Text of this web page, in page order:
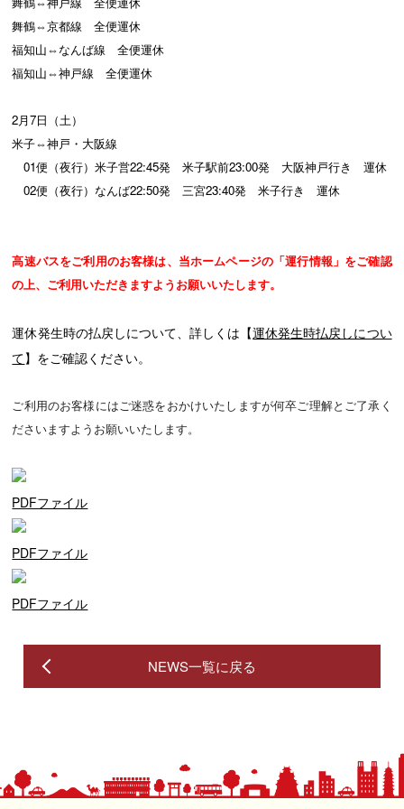
舞鶴⇔京都線 全便運休
福知山⇔なんば線 全便運休
福知山⇔神戸線 全便運休
2月7日（土）
米子⇔神戸・大阪線
01便（夜行）米子営22:45発 米子駅前23:00発 大阪神戸行き 運休
02便（夜行）なんば22:50発 三宮23:40発 米子行き 運休
高速バスをご利用のお客様は、当ホームページの「運行情報」をご確認
の上、ご利用いただきますようお願いいたします。
運休発生時の払戻しについて、詳しくは【運休発生時払戻しについ
て】をご確認ください。
ご利用のお客様にはご迷惑をおかけいたしますが何卒ご理解とご了承く
ださいますようお願いいたします。
PDFファイル
PDFファイル
PDFファイル
NEWS一覧に戻る